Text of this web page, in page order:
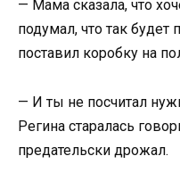
— Мама сказала, что
подумал, что так
поставил коробку на
— И ты не посчитал
Регина старалась
предательски дрожал.